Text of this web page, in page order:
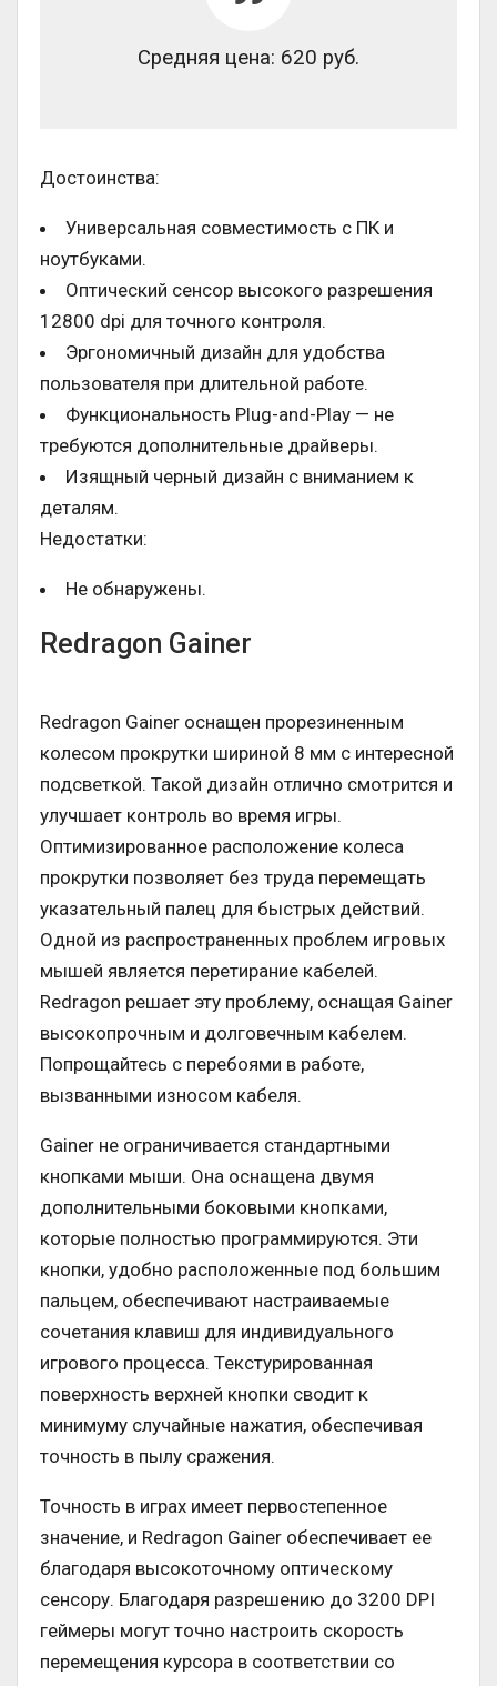
Средняя цена: 620 руб.
Достоинства:
Универсальная совместимость с ПК и
ноутбуками.
Оптический сенсор высокого разрешения
12800 dpi для точного контроля.
Эргономичный дизайн для удобства
пользователя при длительной работе.
Функциональность Plug-and-Play — не
требуются дополнительные драйверы.
Изящный черный дизайн с вниманием к
деталям.
Недостатки:
Не обнаружены.
Redragon Gainer
Redragon Gainer оснащен прорезиненным
колесом прокрутки шириной 8 мм с интересной
подсветкой. Такой дизайн отлично смотрится и
улучшает контроль во время игры.
Оптимизированное расположение колеса
прокрутки позволяет без труда перемещать
указательный палец для быстрых действий.
Одной из распространенных проблем игровых
мышей является перетирание кабелей.
Redragon решает эту проблему, оснащая Gainer
высокопрочным и долговечным кабелем.
Попрощайтесь с перебоями в работе,
вызванными износом кабеля.
Gainer не ограничивается стандартными
кнопками мыши. Она оснащена двумя
дополнительными боковыми кнопками,
которые полностью программируются. Эти
кнопки, удобно расположенные под большим
пальцем, обеспечивают настраиваемые
сочетания клавиш для индивидуального
игрового процесса. Текстурированная
поверхность верхней кнопки сводит к
минимуму случайные нажатия, обеспечивая
точность в пылу сражения.
Точность в играх имеет первостепенное
значение, и Redragon Gainer обеспечивает ее
благодаря высокоточному оптическому
сенсору. Благодаря разрешению до 3200 DPI
геймеры могут точно настроить скорость
перемещения курсора в соответствии со